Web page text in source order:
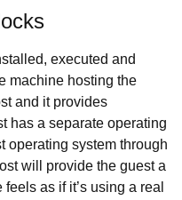
executed and
machine hosting the
and it provides
has a separate operating
operating system through
will provide the guest a
as if it’s using a real